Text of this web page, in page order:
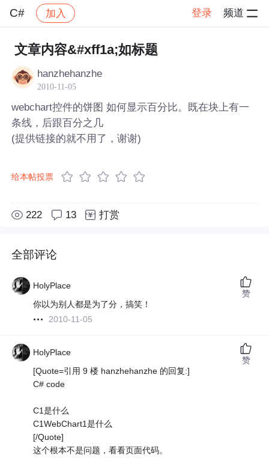
C# 加入 登录 频道
社区 C# 帖子详情
文章内容&#xff1a;如标题
hanzhehanzhe
2010-11-05
webchart控件的饼图 如何显示百分比。既在块上有一
条线，后跟百分之几
(提供链接的就不用了，谢谢)
给本帖投票
222 13 打赏
全部评论
HolyPlace
你以为别人都是为了分，搞笑！
2010-11-05
赞
HolyPlace
[Quote=引用 9 楼 hanzhehanzhe 的回复:]
C# code
C1是什么
C1WebChart1是什么
[/Quote]
这个根本不是问题，看看页面代码。
赞